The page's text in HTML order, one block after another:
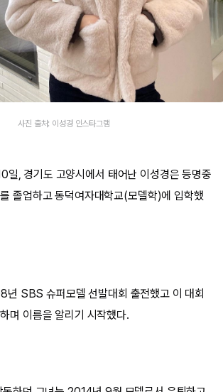
사진 출처: 이성경 인스타그램
, 경기도 고양시에서 태어난 이성경은 등명중
졸업하고 동덕여자대학교(모델학)에 입학했
년 SBS 슈퍼모델 선발대회 출전했고 이 대회
며 이름을 알리기 시작했다.